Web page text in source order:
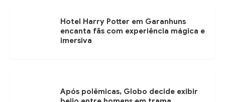
Hotel Harry Potter em Garanhuns
encanta fãs com experiência mágica e
imersiva
Após polêmicas, Globo decide exibir